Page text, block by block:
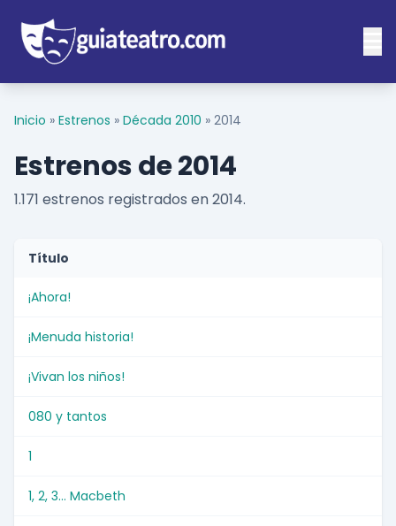
Inicio » Estrenos » Década 2010 » 2014
Estrenos de 2014
1.171 estrenos registrados en 2014.
Título
¡Ahora!
¡Menuda historia!
¡Vivan los niños!
080 y tantos
1
1, 2, 3... Macbeth